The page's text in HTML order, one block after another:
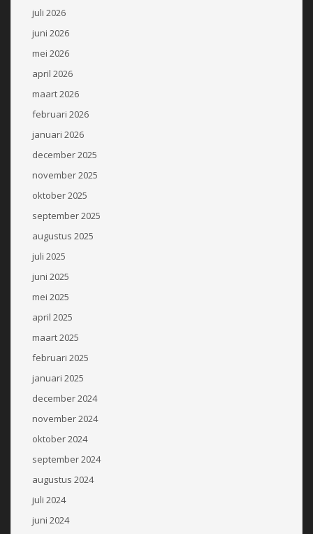
juli 2026
juni 2026
mei 2026
april 2026
maart 2026
februari 2026
januari 2026
december 2025
november 2025
oktober 2025
september 2025
augustus 2025
juli 2025
juni 2025
mei 2025
april 2025
maart 2025
februari 2025
januari 2025
december 2024
november 2024
oktober 2024
september 2024
augustus 2024
juli 2024
juni 2024